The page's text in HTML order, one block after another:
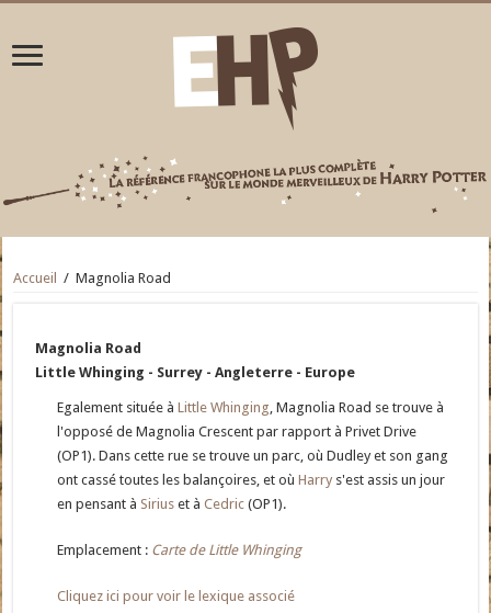
Accueil / Magnolia Road
Magnolia Road
Little Whinging - Surrey - Angleterre - Europe
Egalement située àLittle Whinging, Magnolia Road se trouve à
l'opposé de Magnolia Crescent par rapport à Privet Drive
(OP1). Dans cette rue se trouve un parc, où Dudley et son gang
ont cassé toutes les balançoires, et oùHarry s'est assis un jour
en pensant à Sirius et àCedric (OP1).
Emplacement : Carte de Little Whinging
Cliquez ici pour voir le lexique associé